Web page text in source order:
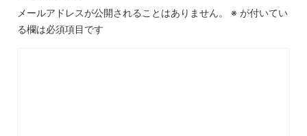
メールアドレスが公開されることはありません。 ※ が付いてい
る欄は必須項目です